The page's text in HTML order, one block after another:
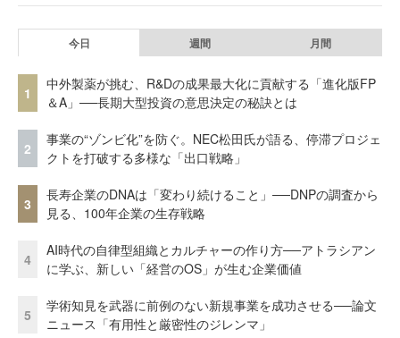
今日 週間 月間
1
中外製薬が挑む、R&Dの成果最大化に貢献する「進化版FP
＆A」──長期大型投資の意思決定の秘訣とは
2
事業の“ゾンビ化”を防ぐ。NEC松田氏が語る、停滞プロジェ
クトを打破する多様な「出口戦略」
3
長寿企業のDNAは「変わり続けること」──DNPの調査から
見る、100年企業の生存戦略
4
AI時代の自律型組織とカルチャーの作り方──アトラシアン
に学ぶ、新しい「経営のOS」が生む企業価値
5
学術知見を武器に前例のない新規事業を成功させる──論文
ニュース「有用性と厳密性のジレンマ」